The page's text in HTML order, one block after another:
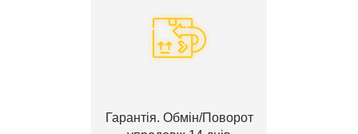
Гарантія. Обмін/Поворот